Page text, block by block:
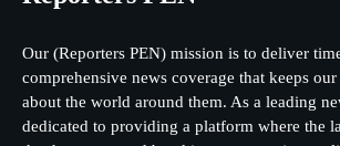
Our (Reporters PEN) mission is to deliver
comprehensive news coverage that keeps
about the world around them. As a leading
dedicated to providing a platform where the